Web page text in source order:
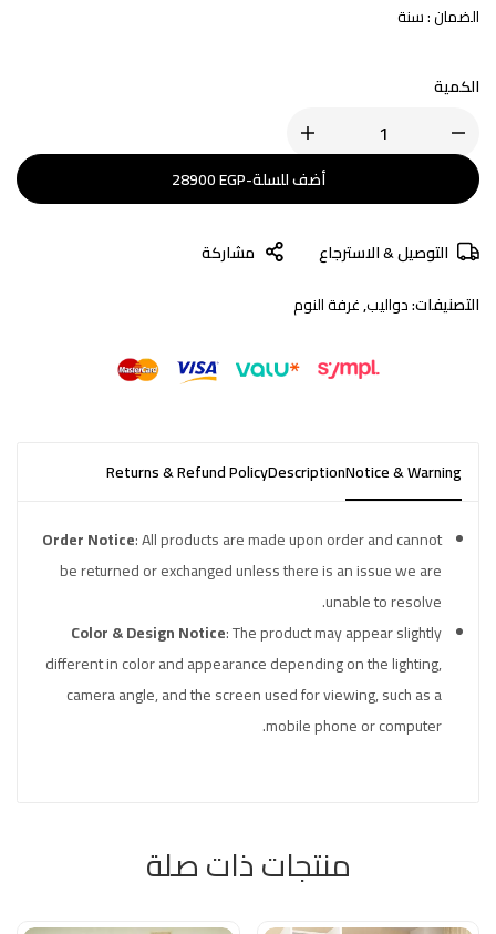
الضمان : سنة
الكمية
أضف للسلة-
28900EGP
التوصيل & الاسترجاع
مشاركة
التصنيفات:دواليب,غرفة النوم
Notice & Warning
Description
Returns & Refund Policy
Order Notice: All products are made upon order and cannot
be returned or exchanged unless there is an issue we are
unable to resolve.
Color & Design Notice: The product may appear slightly
different in color and appearance depending on the lighting,
camera angle, and the screen used for viewing, such as a
mobile phone or computer.
منتجات ذات صلة